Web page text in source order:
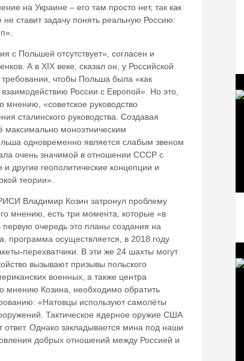
на Украине – его там просто нет, так как
не ставит задачу понять реальную Россию:
с Польшей отсутствует», согласен и
А в ХIХ веке, сказал он, у Российской
чтобы Польша была «как
России с Европой». Но это,
мнению, «советское руководство
сталинского руководства. Создавая
моноэтническим
одновременно является слабым звеном
очень значимой в отношении СССР с
другие геополитические концепции и
теории».
Владимир Козин затронул проблему
мнению, есть три момента, которые «в
очередь это планы создания на
осуществляется, в 2018 году
перехватчики. В эти же 24 шахты могут
вызывают призывы польского
военных, а также центра
мнению Козина, необходимо обратить
«Натовцы используют самолёты
Тактическое ядерное оружие США
Однако закладывается мина под наши
добрых отношений между Россией и